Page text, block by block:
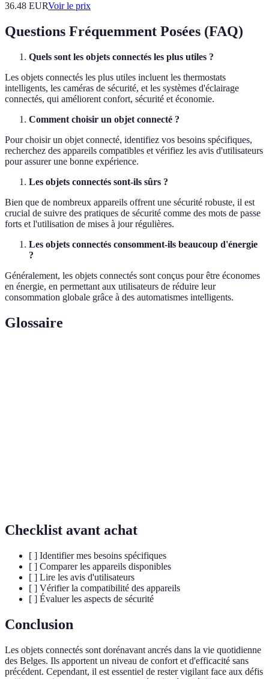
36.48 EURVoir le prix
Questions Fréquemment Posées (FAQ)
Quels sont les objets connectés les plus utiles ?
Les objets connectés les plus utiles incluent les thermostats
intelligents, les caméras de sécurité, et les systèmes d'éclairage
connectés, qui améliorent confort, sécurité et économie.
Comment choisir un objet connecté ?
Pour choisir un objet connecté, identifiez vos besoins spécifiques,
recherchez des appareils compatibles et vérifiez les avis d'utilisateurs
pour assurer une bonne expérience.
Les objets connectés sont-ils sûrs ?
Bien que de nombreux appareils offrent une sécurité robuste, il est
crucial de suivre des pratiques de sécurité comme des mots de passe
forts et l'utilisation de mises à jour régulières.
Les objets connectés consomment-ils beaucoup d'énergie
?
Généralement, les objets connectés sont conçus pour être économes
en énergie, en permettant aux utilisateurs de réduire leur
consommation globale grâce à des automatismes intelligents.
Glossaire
Checklist avant achat
[ ] Identifier mes besoins spécifiques
[ ] Comparer les appareils disponibles
[ ] Lire les avis d'utilisateurs
[ ] Vérifier la compatibilité des appareils
[ ] Évaluer les aspects de sécurité
Conclusion
Les objets connectés sont dorénavant ancrés dans la vie quotidienne
des Belges. Ils apportent un niveau de confort et d'efficacité sans
précédent. Cependant, il est essentiel de rester vigilant face aux défis